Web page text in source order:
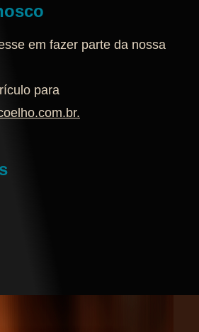
em fazer parte da nossa
para
.